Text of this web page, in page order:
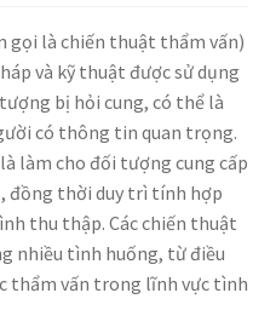
Mở
rộng
menu
con
gọi là chiến thuật thẩm vấn)
và kỹ thuật được sử dụng
bị hỏi cung, có thể là
có thông tin quan trọng.
làm cho đối tượng cung cấp
đồng thời duy trì tính hợp
thu thập. Các chiến thuật
nhiều tình huống, từ điều
thẩm vấn trong lĩnh vực tình